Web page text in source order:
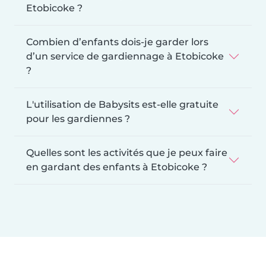
Etobicoke ?
Combien d’enfants dois-je garder lors
d’un service de gardiennage à Etobicoke
?
L'utilisation de Babysits est-elle gratuite
pour les gardiennes ?
Quelles sont les activités que je peux faire
en gardant des enfants à Etobicoke ?